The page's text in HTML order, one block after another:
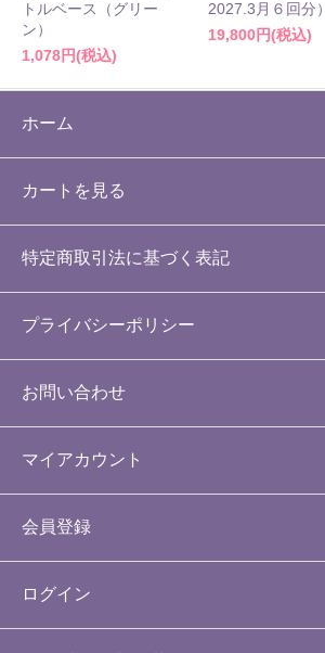
トルベース（グリー
ン）
1,078円(税込)
2027.3月６回分）
19,800円(税込)
ホーム
カートを見る
特定商取引法に基づく表記
プライバシーポリシー
お問い合わせ
マイアカウント
会員登録
ログイン